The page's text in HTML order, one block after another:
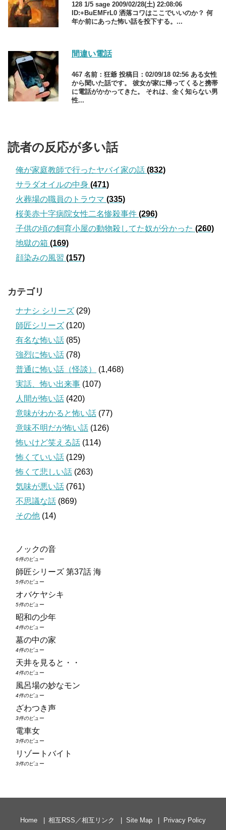
128 1/5 sage 2009/02/28(土) 22:08:06
ID:+BuEMFrL0 洒落コワはここでいいのか？ 何
年か前にあった怖い話を投下する。...
間違い電話
467 名前：狂爺 投稿日：02/09/18 02:56 ある女性
から聞いた話です。 彼女が家に帰ってくると携帯
に電話がかかってきた。 それは、全く知らない男
性...
読者の反応が多い話
俺が家庭教師で行ったヤバイ家の話 (832)
サラダオイルの中身 (471)
火葬場の職員のトラウマ (335)
桜美赤十字病院女性二名惨殺事件 (296)
子供の頃の飼育小屋の動物殺してた奴が分かった (260)
地獄の箱 (169)
顔染みの風習 (157)
カテゴリ
ナナシ シリーズ (29)
師匠シリーズ (120)
有名な怖い話 (85)
強烈に怖い話 (78)
普通に怖い話（怪談）
(1,468)
実話、怖い出来事 (107)
人間が怖い話 (420)
意味がわかると怖い話 (77)
意味不明だが怖い話 (126)
怖いけど笑える話 (114)
怖くていい話 (129)
怖くて悲しい話 (263)
気味が悪い話 (761)
不思議な話 (869)
その他 (14)
ノックの音
6件のビュー
師匠シリーズ 第37話 海
5件のビュー
オバケヤシキ
5件のビュー
昭和の少年
4件のビュー
墓の中の家
4件のビュー
天井を見ると・・
4件のビュー
風呂場の妙なモン
4件のビュー
ざわつき声
3件のビュー
電車女
3件のビュー
リゾートバイト
3件のビュー
Home 相互RSS／相互リンク Site Map Privacy Policy